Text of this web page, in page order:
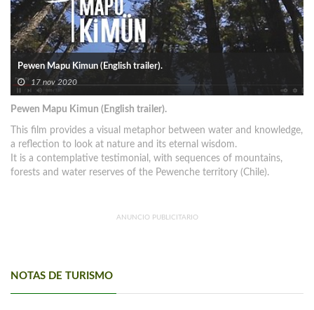
Pewen Mapu Kimun (English trailer).
17 nov 2020
Pewen Mapu Kimun (English trailer).
This film provides a visual metaphor between water and knowledge,
a reflection to look at nature and its eternal wisdom.
It is a contemplative testimonial, with sequences of mountains,
forests and water reserves of the Pewenche territory (Chile).
ANUNCIO PUBLICITARIO
NOTAS DE TURISMO